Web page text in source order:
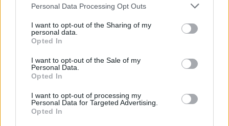
Personal Data Processing Opt Outs
I want to opt-out of the Sharing of my
personal data.
Opted In
I want to opt-out of the Sale of my
Personal Data.
Opted In
I want to opt-out of processing my
Personal Data for Targeted Advertising.
Opted In
Schinchirimini, Ruaro, Renton, Farolini, Resino.
All.Violi
Rangers Vicenza:
Zaridze; Foroncelli,
Filippetto, Gelos, Bordin; Capraro, Panunzi;
Vunisa, Roura (cap), Gomez; Nowlan, Riedo;
Avila-Recio, Chimenti-Borrell, Braggie’. A